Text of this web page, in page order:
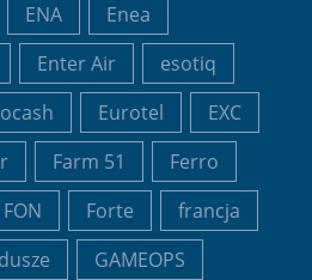
ENA
Enea
Enter Air
esotiq
Eurotel
EXC
Farm 51
Ferro
FON Forte
francja
GAMEOPS